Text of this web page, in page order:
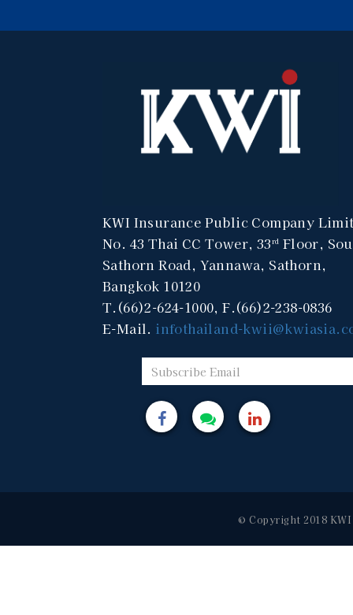
KWI Insurance Public Company
No. 43 Thai CC Tower, 33rd Floor,
Sathorn Road, Yannawa, Sathorn,
Bangkok 10120
T.(66)2-624-1000, F.(66)2-238-0836
E-Mail. infothailand-
© Copyright 2018